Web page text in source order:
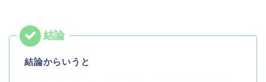
結論からいうと